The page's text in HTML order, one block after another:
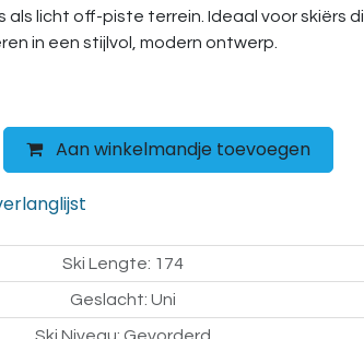
licht off-piste terrein. Ideaal voor skiërs
in een stijlvol, modern ontwerp.
Aan winkelmandje toevoegen
Ski Lengte: 174
Geslacht: Uni